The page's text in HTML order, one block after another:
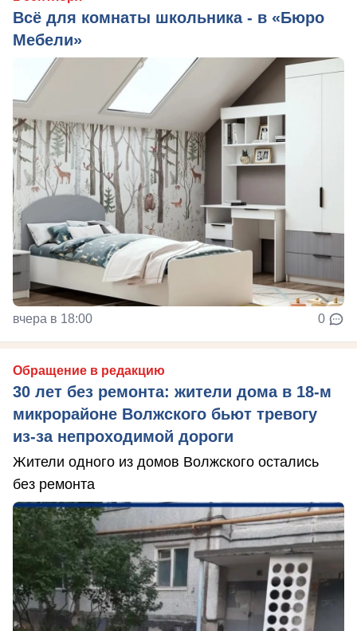
Всё для комнаты школьника - в «Бюро
Мебели»
вчера в 18:00 0
Обращение в редакцию
30 лет без ремонта: жители дома в 18‑м
микрорайоне Волжского бьют тревогу
из‑за непроходимой дороги
Жители одного из домов Волжского остались
без ремонта